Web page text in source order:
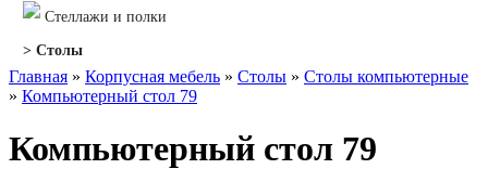
Стеллажи и полки
> Столы
Главная » Корпусная мебель » Столы » Столы компьютерные
» Компьютерный стол 79
Компьютерный стол 79